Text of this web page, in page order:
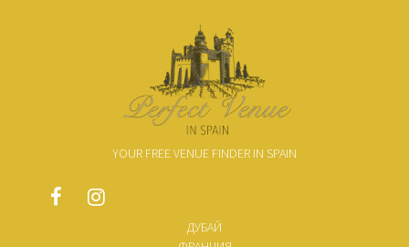
YOUR FREE VENUE FINDER IN SPAIN
ДУБАЙ